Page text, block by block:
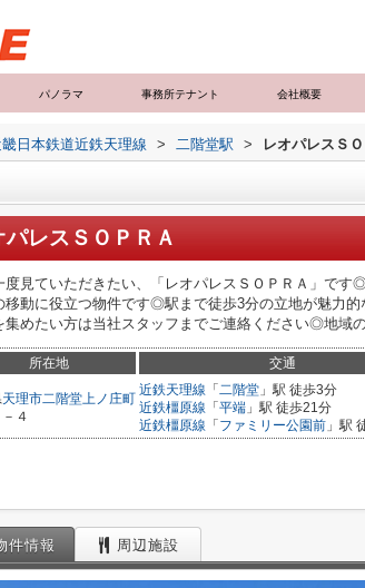
パノラマ 事務所テナント 会社概要
日本鉄道近鉄天理線 > 二階堂駅 > レオパレスＳ
パレスＳＯＰＲＡ
度見ていただきたい、「レオパレスＳＯＰＲＡ」で
移動に役立つ物件です◎駅まで徒歩3分の立地が魅力
集めたい方は当社スタッフまでご連絡ください◎地域
所在地 交通
天理市二階堂上ノ庄町
４
近鉄天理線 「 二階堂 」駅 徒歩3分
近鉄橿原線 「 平端 」駅 徒歩21分
近鉄橿原線 「 ファミリー公園前 」駅
件情報 周辺施設